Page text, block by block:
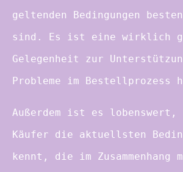
geltenden Bedingungen
sind. Es ist eine wirklich
Gelegenheit zur
Probleme im Bestellprozess
Außerdem ist es lobenswert,
Käufer die aktuellsten
kennt, die im Zusammenhang